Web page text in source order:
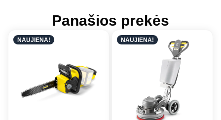
Panašios prekės
NAUJIENA! NAUJIENA!